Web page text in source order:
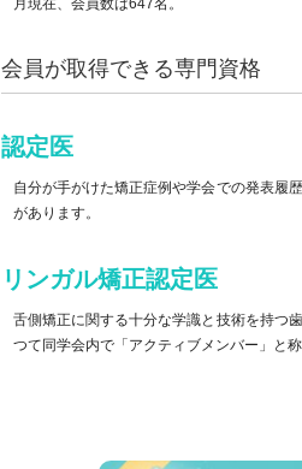
月現在、会員数は647名。
会員が取得できる専門資格
認定医
自分が手がけた矯正症例や学会での発表履
があります。
リンガル矯正認定医
舌側矯正に関する十分な学識と技術を持つ
つて同学会内で「アクティブメンバー」と